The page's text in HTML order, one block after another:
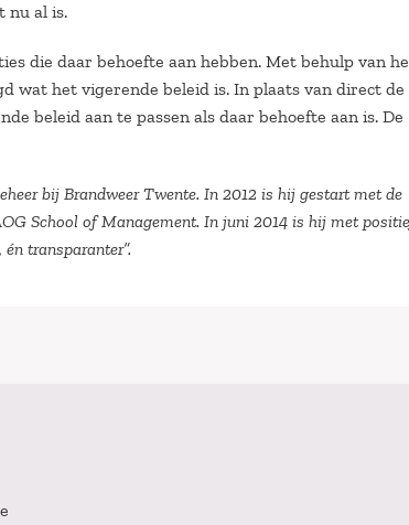
nu al is.
die daar behoefte aan hebben. Met behulp van
wat het vigerende beleid is. In plaats van direct de
beleid aan te passen als daar behoefte aan is. De
bij Brandweer Twente. In 2012 is hij gestart met de
School of Management. In juni 2014 is hij met
transparanter”.